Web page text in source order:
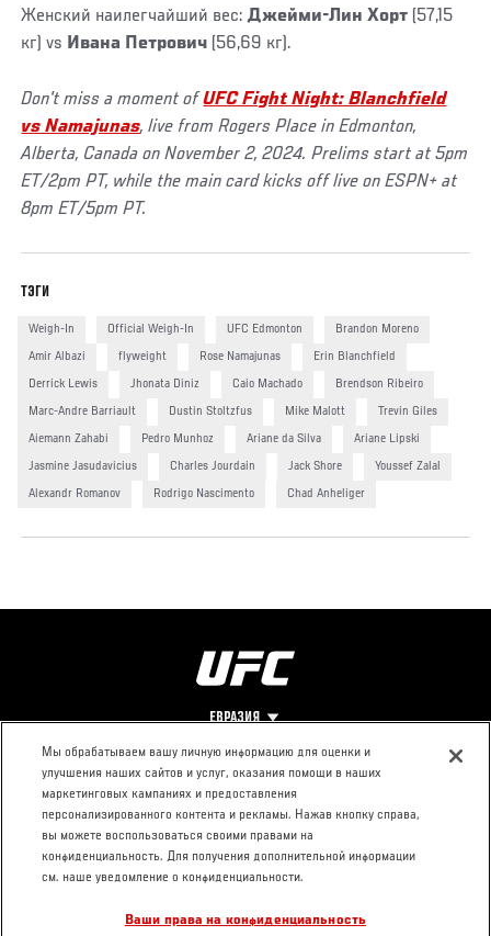
Женский наилегчайший вес:Джейми-Лин Хорт (57,15
кг) vs Ивана Петрович (56,69 кг).
Don't miss a moment ofUFC Fight Night: Blanchfield
vs Namajunas, live from Rogers Place in Edmonton,
Alberta, Canada on November 2, 2024. Prelims start at 5pm
ET/2pm PT, while the main card kicks off live on ESPN+ at
8pm ET/5pm PT.
ТЭГИ
Weigh-In Official Weigh-In UFC Edmonton Brandon Moreno
Amir Albazi flyweight Rose Namajunas Erin Blanchfield
Derrick Lewis Jhonata Diniz Caio Machado Brendson Ribeiro
Marc-Andre Barriault Dustin Stoltzfus Mike Malott Trevin Giles
Aiemann Zahabi Pedro Munhoz Ariane da Silva Ariane Lipski
Jasmine Jasudavicius Charles Jourdain Jack Shore Youssef Zalal
Alexandr Romanov Rodrigo Nascimento Chad Anheliger
ЕВРАЗИЯ
Footer
О UFC
Про ММА
Социальная
ответственность
КОНТАКТЫ
Пресс-центр
Условия
использования
Мы обрабатываем вашу личную информацию для оценки и
улучшения наших сайтов и услуг, оказания помощи в наших
маркетинговых кампаниях и предоставления
персонализированного контента и рекламы. Нажав кнопку справа,
вы можете воспользоваться своими правами на
конфиденциальность. Для получения дополнительной информации
см. наше уведомление о конфиденциальности.
Ваши права на конфиденциальность